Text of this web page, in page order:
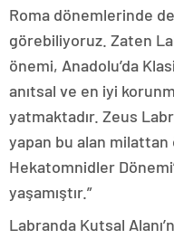
Roma dönemlerinde
görebiliyoruz. Zaten
önemi, Anadolu’da
anıtsal ve en iyi
yatmaktadır. Zeus
yapan bu alan milattan
Hekatomnidler
yaşamıştır.”
Labranda Kutsal